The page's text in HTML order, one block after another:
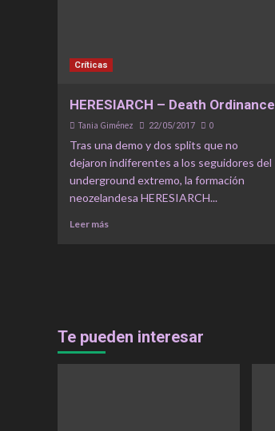
Críticas
HERESIARCH – Death Ordinance
Tania Giménez 22/05/2017 0
Tras una demo y dos splits que no
dejaron indiferentes a los seguidores del
underground extremo, la formación
neozelandesa HERESIARCH...
Leer más
Te pueden interesar